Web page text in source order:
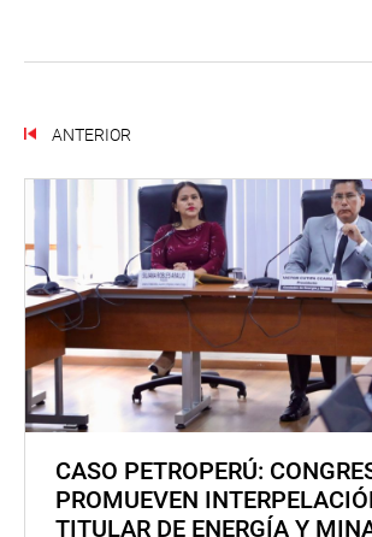
ANTERIOR
CASO PETROPERÚ:
PROMUEVEN
TITULAR DE ENERGÍA Y